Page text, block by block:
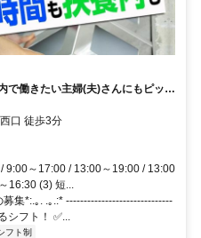
で働きたい主婦(夫)さんにもピッタ
」西口 徒歩3分
9:00～17:00 / 13:00～19:00 / 13:00
16:30 (3) 短...
集*:.｡. .｡.:* ------------------------------
シフト！ ✅...
フト制